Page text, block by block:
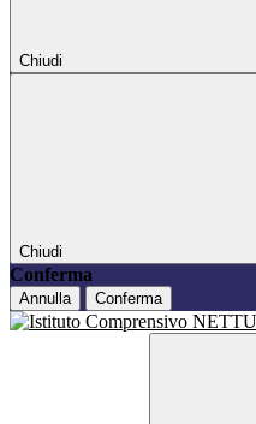
Chiudi
Chiudi
Conferma
Annulla Conferma